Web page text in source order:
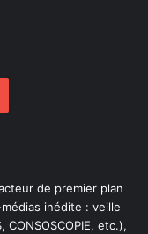
de premier plan
inédite : veille
CONSOSCOPIE, etc.),